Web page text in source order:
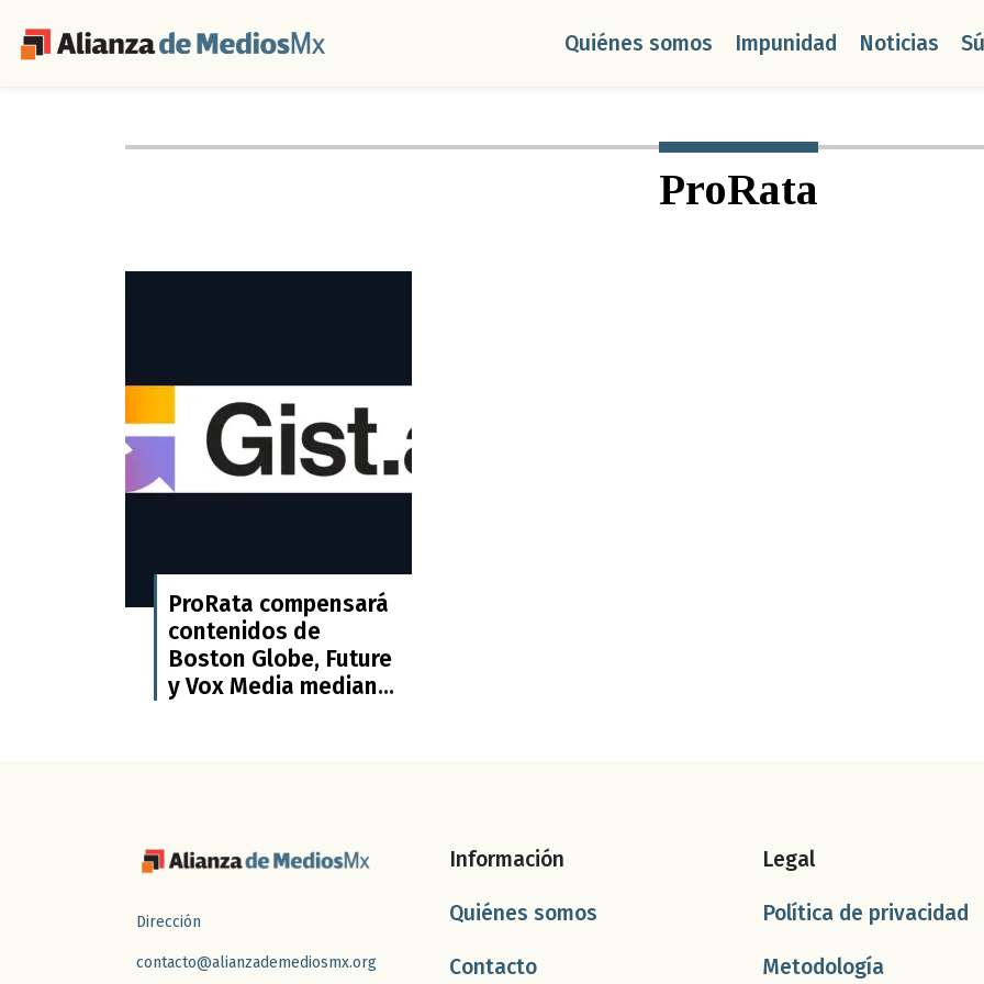
Quiénes somos Impunidad Noticias
ProRata
ProRata compensará
contenidos de
Boston Globe, Future
y Vox Media mediante
Dirección
contacto@alianzademediosmx.org
Información
Quiénes somos
Contacto
Legal
Política de privacidad
Metodología